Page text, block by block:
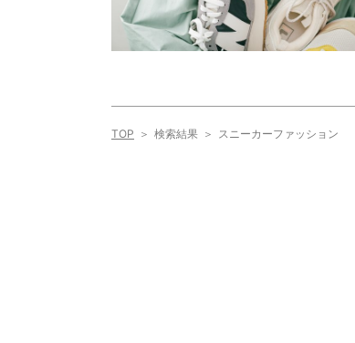
TOP 検索結果 スニーカーファッション